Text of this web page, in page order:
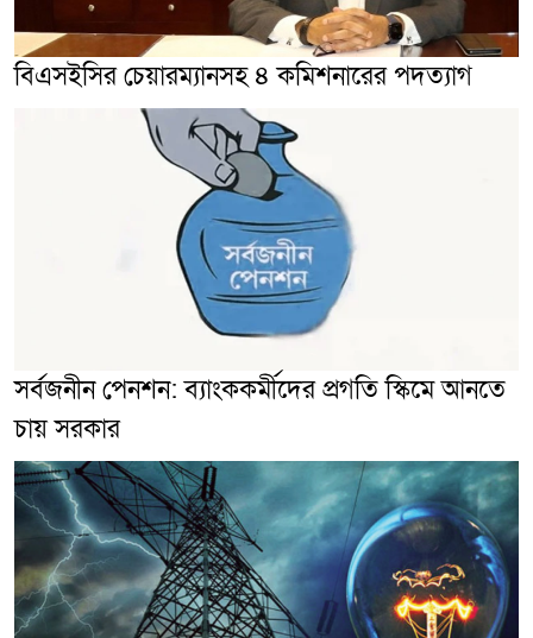
বিএসইসির চেয়ারম্যানসহ ৪ কমিশনারের পদত্যাগ
সর্বজনীন পেনশন: ব্যাংককর্মীদের প্রগতি স্কিমে আনতে
চায় সরকার